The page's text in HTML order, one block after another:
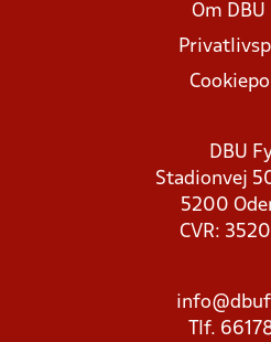
Om DBU
DBU
Stadionvej
5200
CVR:
Tlf.